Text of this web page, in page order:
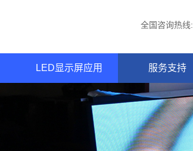
全国咨询热线:
LED显示屏应用 服务支持